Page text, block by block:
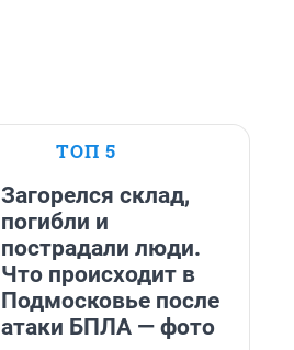
ТОП 5
Загорелся склад,
погибли и
пострадали люди.
Что происходит в
Подмосковье после
атаки БПЛА — фото